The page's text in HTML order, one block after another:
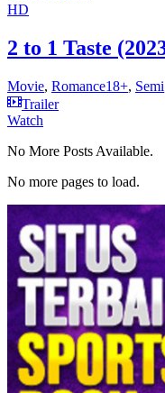
HD
2 to 1 Taste
Movie, Romance18+, Semi
Trailer
Watch
No More Posts Available.
No more pages to load.